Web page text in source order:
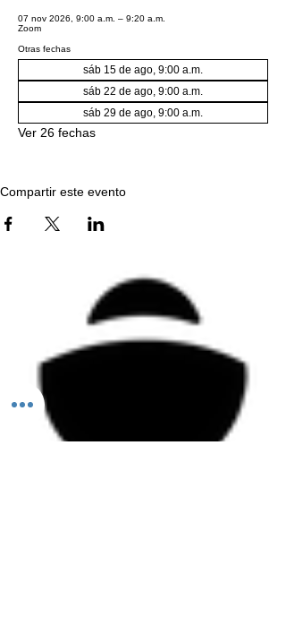
07 nov 2026, 9:00 a.m. – 9:20 a.m.
Zoom
Otras fechas
sáb 15 de ago, 9:00 a.m.
sáb 22 de ago, 9:00 a.m.
sáb 29 de ago, 9:00 a.m.
Ver 26 fechas
Compartir este evento